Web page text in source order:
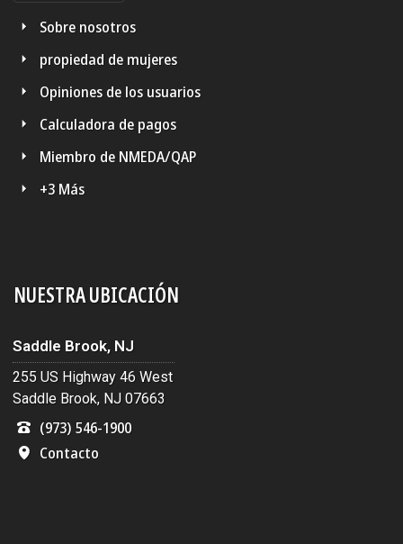
Sobre nosotros
propiedad de mujeres
Opiniones de los usuarios
Calculadora de pagos
Miembro de NMEDA/QAP
+3 Más
NUESTRA UBICACIÓN
Saddle Brook, NJ
255 US Highway 46 West
Saddle Brook, NJ 07663
(973) 546-1900
Contacto